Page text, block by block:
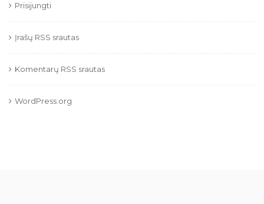
Prisijungti
Įrašų RSS srautas
Komentarų RSS srautas
WordPress.org